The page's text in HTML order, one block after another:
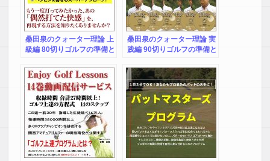
レッスンプロに習っていて
は大金を使っても上達は無
理なのです。
桑田泉のクォーター理論 上
級編 80切りゴルフの準備と
ット
桑田泉のクォーター理論 実
践編 90切りゴルフの準備と
ット